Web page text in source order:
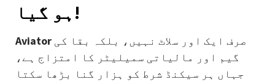
ہو گیا!
Aviator
گیم اور مالیاتی سمیلیٹر کا امتزاج ہے،
جہاں ہر سیکنڈ شرط کو ہزار گنا بڑھا سکتا